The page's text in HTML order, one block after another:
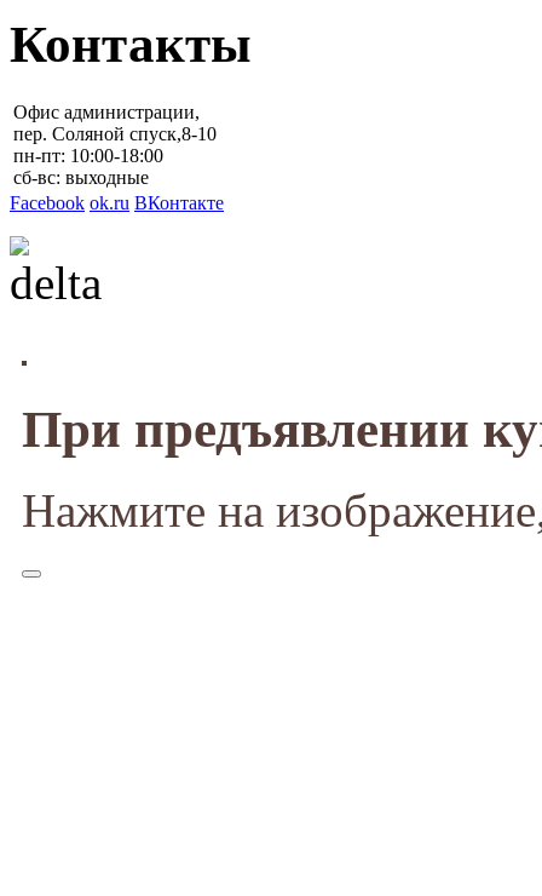
Контакты
Офис администрации,
пер. Соляной спуск,8-10
пн-пт: 10:00-18:00
сб-вс: выходные
Facebook ok.ru ВКонтакте
При предъявлении
Нажмите на